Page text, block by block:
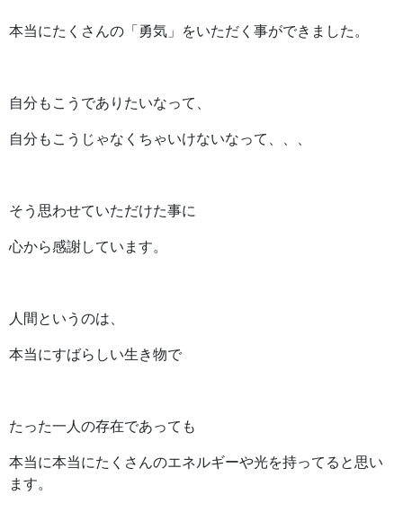
本当にたくさんの「勇気」をいただく事ができました。
自分もこうでありたいなって、
自分もこうじゃなくちゃいけないなって、、、
そう思わせていただけた事に
心から感謝しています。
人間というのは、
本当にすばらしい生き物で
たった一人の存在であっても
本当に本当にたくさんのエネルギーや光を持ってると思い
ます。